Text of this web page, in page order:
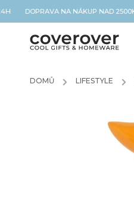
DOPRAVA NA NÁKUP NAD
DOMŮ / LIFESTYLE /